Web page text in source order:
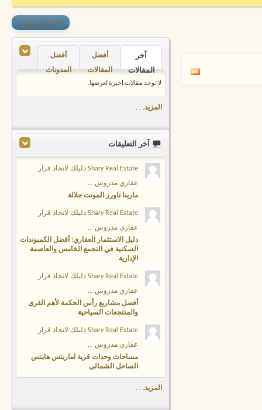
+ إنشاء مدونة
آخر
المقالات
أفضل
المقالات
أفضل
المدونات
لا توجد مقالات اخيرة لعرضها.
المزيد. . .
آخر التعليقات
Shary Real Estate دليلك لاتخاذ قرار
عقاري مدروس ...
مارينا تاورز المونت جلالة
Shary Real Estate دليلك لاتخاذ قرار
عقاري مدروس ...
دليل الاستثمار العقاري: أفضل الكمبوندات
السكنية في التجمع الخامس والعاصمة
الإدارية
Shary Real Estate دليلك لاتخاذ قرار
عقاري مدروس ...
أفضل مشاريع رأس الحكمة لأهم القرى
والمنتجعات السياحية
Shary Real Estate دليلك لاتخاذ قرار
عقاري مدروس ...
مساحات وحدات قرية اماريتس هايتس
الساحل الشمالي
المزيد. . .